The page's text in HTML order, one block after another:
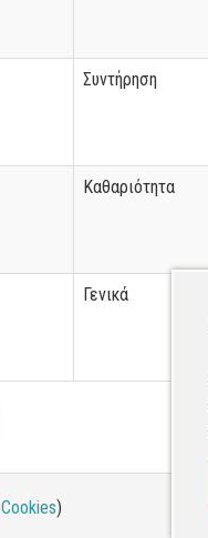
Συντήρηση
Καθαριότητα
Γενικά
Cookies)